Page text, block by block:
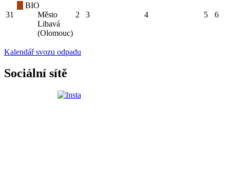
31
BIO
Město
Libavá
(Olomouc)
2 3 4 5 6
Kalendář svozu odpadu
Sociální sítě